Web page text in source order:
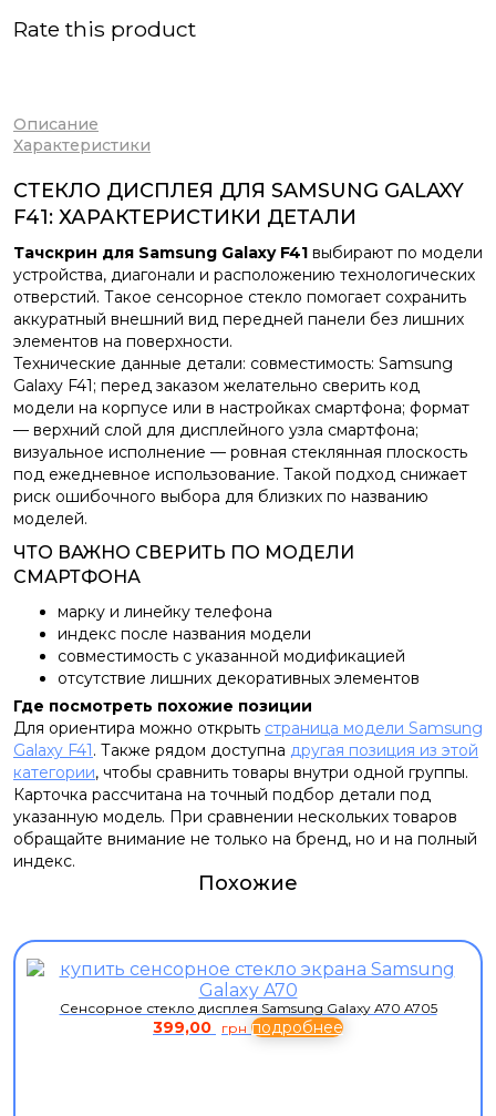
Rate this product
Описание
Характеристики
СТЕКЛО ДИСПЛЕЯ ДЛЯ SAMSUNG GALAXY
F41: ХАРАКТЕРИСТИКИ ДЕТАЛИ
Тачскрин для Samsung Galaxy F41 выбирают по модели
устройства, диагонали и расположению технологических
отверстий. Такое сенсорное стекло помогает сохранить
аккуратный внешний вид передней панели без лишних
элементов на поверхности.
Технические данные детали: совместимость: Samsung
Galaxy F41; перед заказом желательно сверить код
модели на корпусе или в настройках смартфона; формат
— верхний слой для дисплейного узла смартфона;
визуальное исполнение — ровная стеклянная плоскость
под ежедневное использование. Такой подход снижает
риск ошибочного выбора для близких по названию
моделей.
ЧТО ВАЖНО СВЕРИТЬ ПО МОДЕЛИ
СМАРТФОНА
марку и линейку телефона
индекс после названия модели
совместимость с указанной модификацией
отсутствие лишних декоративных элементов
Где посмотреть похожие позиции
Для ориентира можно открыть страница модели Samsung
Galaxy F41. Также рядом доступна другая позиция из этой
категории, чтобы сравнить товары внутри одной группы.
Карточка рассчитана на точный подбор детали под
указанную модель. При сравнении нескольких товаров
обращайте внимание не только на бренд, но и на полный
индекс.
Похожие
Сенсорное стекло дисплея Samsung Galaxy A70 A705
399,00 грн подробнее